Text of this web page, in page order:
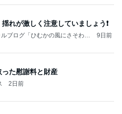
れが激しく注意していましょう❗️
ブログ「ひむかの風にさそわれ
9日前
た慰謝料と財産
2日前